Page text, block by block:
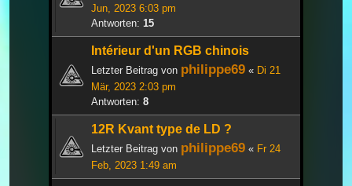
Jun, 2023 6:03 pm
Antworten: 15
Intérieur d'un RGB chinois
Letzter Beitrag von philippe69 « Di 21
Mär, 2023 2:03 pm
Antworten: 8
12R Kvant type de LD ?
Letzter Beitrag von philippe69 « Fr 24
Feb, 2023 1:49 am